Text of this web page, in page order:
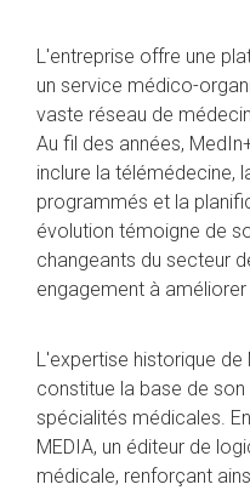
L'entreprise offre une
un service médico-
vaste réseau de
Au fil des années,
inclure la télémédecine,
programmés et la
évolution témoigne de
changeants du secteur
engagement à
L'expertise historique
constitue la base de
spécialités médicales.
MEDIA, un éditeur de
médicale, renforçant